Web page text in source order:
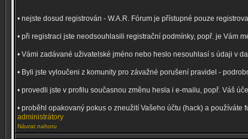
• nejste dosud registrován - W.A.R. Fórum je přístupné pouze
• při registraci jste neodsouhlasili registrační podmínky, popř. je Vám
• Vámi zadávané uživatelské jméno nebo heslo nesouhlasí s údaji v
• Byli jste vyloučeni z komunity pro závažné porušení pravidel -
• provedli jste v profilu současnou změnu hesla i e-mailu, popř. Váš
• proběhl opakovaný pokus o zneužití Vašeho účtu (hack) a
administrátory
Návrat nahoru